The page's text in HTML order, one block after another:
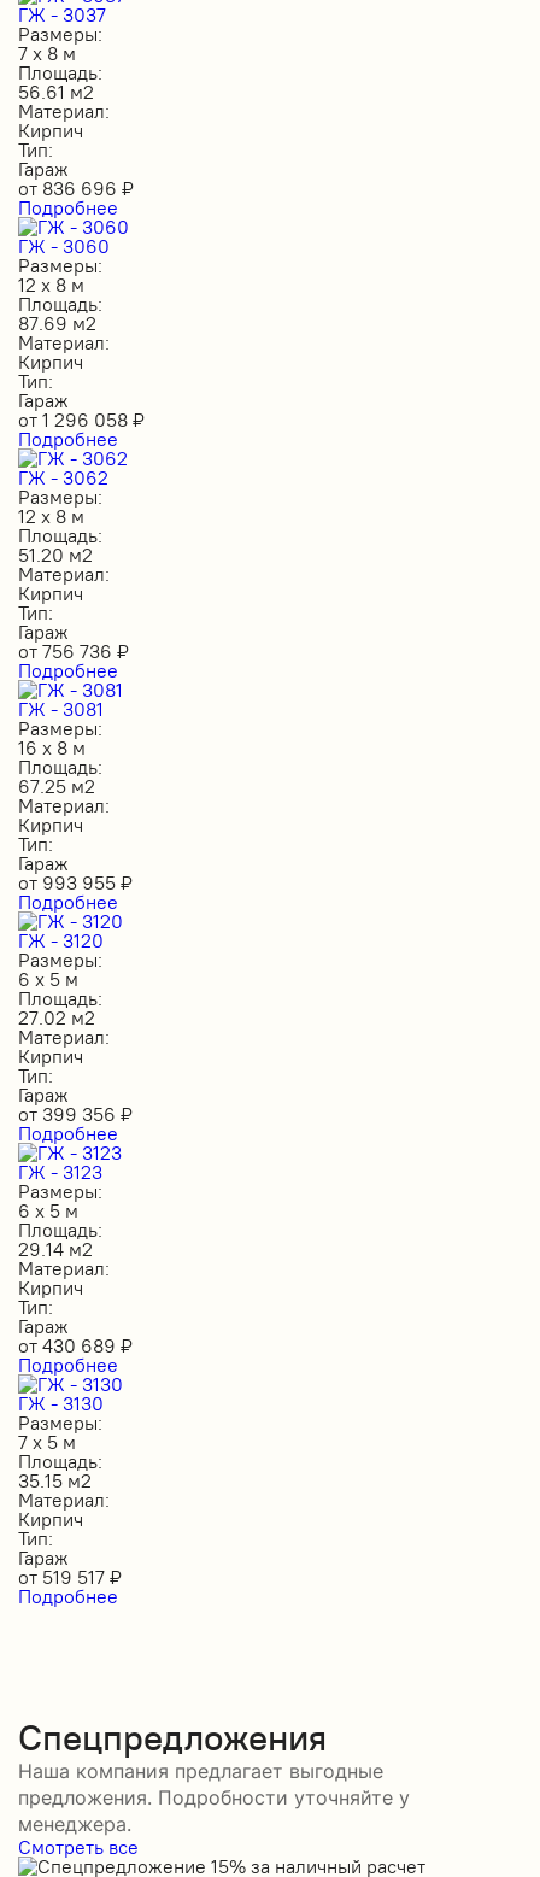
ГЖ - 3037
Размеры:
7 х 8 м
Площадь:
56.61 м2
Материал:
Кирпич
Тип:
Гараж
от 836 696 ₽
Подробнее
ГЖ - 3060
Размеры:
12 х 8 м
Площадь:
87.69 м2
Материал:
Кирпич
Тип:
Гараж
от 1 296 058 ₽
Подробнее
ГЖ - 3062
Размеры:
12 х 8 м
Площадь:
51.20 м2
Материал:
Кирпич
Тип:
Гараж
от 756 736 ₽
Подробнее
ГЖ - 3081
Размеры:
16 х 8 м
Площадь:
67.25 м2
Материал:
Кирпич
Тип:
Гараж
от 993 955 ₽
Подробнее
ГЖ - 3120
Размеры:
6 х 5 м
Площадь:
27.02 м2
Материал:
Кирпич
Тип:
Гараж
от 399 356 ₽
Подробнее
ГЖ - 3123
Размеры:
6 х 5 м
Площадь:
29.14 м2
Материал:
Кирпич
Тип:
Гараж
от 430 689 ₽
Подробнее
ГЖ - 3130
Размеры:
7 х 5 м
Площадь:
35.15 м2
Материал:
Кирпич
Тип:
Гараж
от 519 517 ₽
Подробнее
Спецпредложения
Наша компания предлагает выгодные
предложения. Подробности уточняйте у
менеджера.
Смотреть все